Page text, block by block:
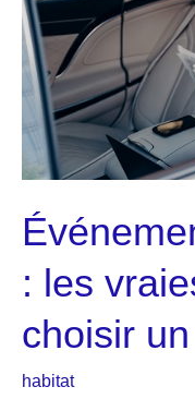
borne
électrique
: les
choisir
habitat